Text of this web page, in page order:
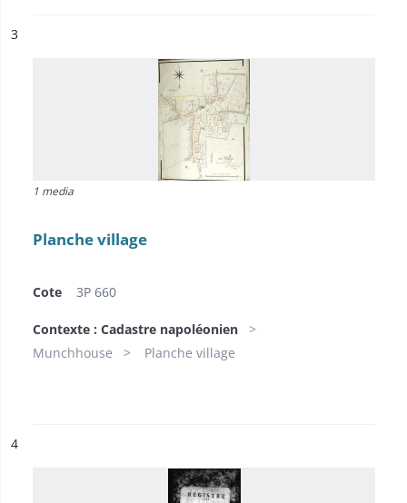
n°
3
1 media
Planche village
Cote 3P 660
Contexte : Cadastre napoléonien
Munchhouse
Planche village
n°
4